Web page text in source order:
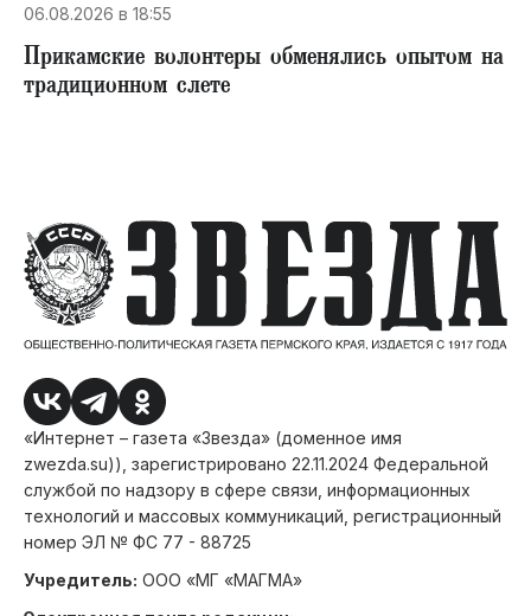
06.08.2026 в 18:55
Прикамские волонтеры обменялись опытом на
традиционном слете
«Интернет – газета «Звезда» (доменное имя
zwezda.su)), зарегистрировано 22.11.2024 Федеральной
службой по надзору в сфере связи, информационных
технологий и массовых коммуникаций, регистрационный
номер ЭЛ № ФС 77 - 88725
Учредитель: ООО «МГ «МАГМА»